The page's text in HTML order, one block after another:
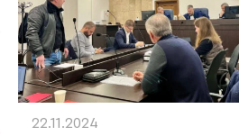
22.11.2024